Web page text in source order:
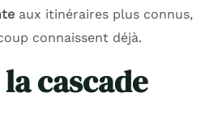
aux itinéraires plus connus,
connaissent déjà.
cascade